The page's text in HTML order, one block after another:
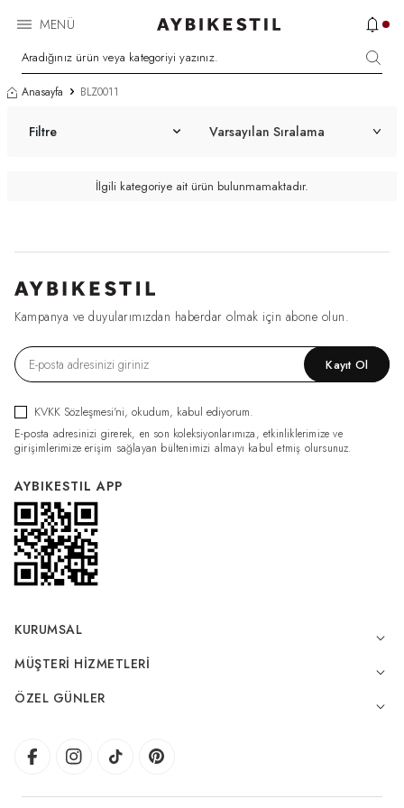
MENÜ
Anasayfa BLZ0011
Filtre
İlgili kategoriye ait ürün bulunmamaktadır.
Kampanya ve duyularımızdan haberdar olmak için abone olun.
Kayıt Ol
KVKK Sözleşmesi'ni, okudum, kabul ediyorum.
E-posta adresinizi girerek, en son koleksiyonlarımıza, etkinliklerimize ve
girişimlerimize erişim sağlayan bültenimizi almayı kabul etmiş olursunuz.
AYBIKESTIL APP
KURUMSAL
MÜŞTERI HIZMETLERI
ÖZEL GÜNLER